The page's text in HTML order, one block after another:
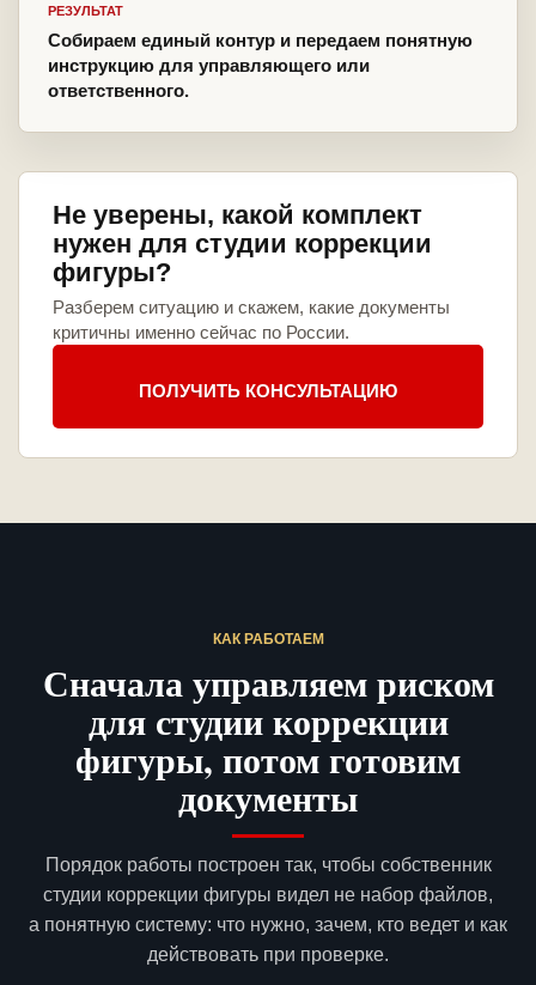
РЕЗУЛЬТАТ
Собираем единый контур и передаем понятную
инструкцию для управляющего или
ответственного.
Не уверены, какой комплект
нужен для студии коррекции
фигуры?
Разберем ситуацию и скажем, какие документы
критичны именно сейчас по России.
ПОЛУЧИТЬ КОНСУЛЬТАЦИЮ
КАК РАБОТАЕМ
Сначала управляем риском
для студии коррекции
фигуры, потом готовим
документы
Порядок работы построен так, чтобы собственник
студии коррекции фигуры видел не набор файлов,
а понятную систему: что нужно, зачем, кто ведет и как
действовать при проверке.